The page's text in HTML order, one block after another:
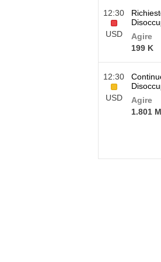
12:30
USD
Agire
199 K
12:30
USD
Agire
1.801 M